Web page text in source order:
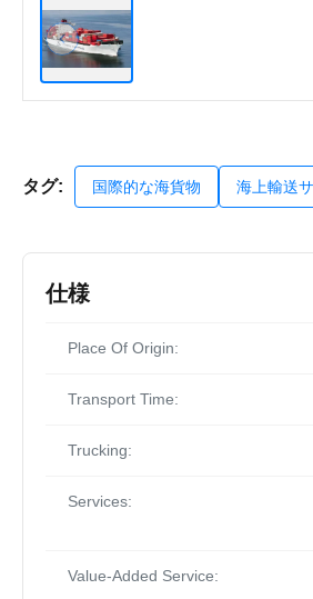
タグ: 国際的な海貨物 海上輸送
仕様
Place Of Origin:
Transport Time:
Trucking:
Services:
Value-Added Service: